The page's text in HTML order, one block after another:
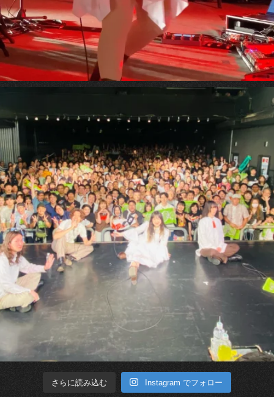
さらに読み込む Instagram でフォロー